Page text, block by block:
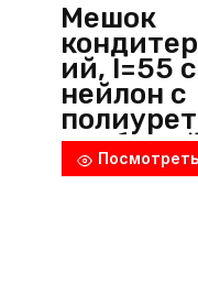
Мешок
ий, l=55
нейлон с
ом,Посмотреть